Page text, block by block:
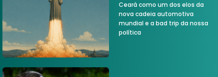
Ceará como um dos elos da
nova cadeia automotiva
mundial e a bad trip da nossa
política